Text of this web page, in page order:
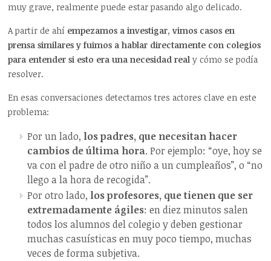
muy grave, realmente puede estar pasando algo delicado.
A partir de ahí empezamos a investigar, vimos casos en
prensa similares y fuimos a hablar directamente con colegios
para entender si esto era una necesidad real y cómo se podía
resolver.
En esas conversaciones detectamos tres actores clave en este
problema:
Por un lado, los padres, que necesitan hacer
cambios de última hora. Por ejemplo: “oye, hoy se
va con el padre de otro niño a un cumpleaños”, o “no
llego a la hora de recogida”.
Por otro lado, los profesores, que tienen que ser
extremadamente ágiles: en diez minutos salen
todos los alumnos del colegio y deben gestionar
muchas casuísticas en muy poco tiempo, muchas
veces de forma subjetiva.